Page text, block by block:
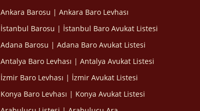
Ankara Barosu | Ankara Baro Levhası
İstanbul Barosu | İstanbul Baro Avukat Listesi
Adana Barosu | Adana Baro Avukat Listesi
Antalya Baro Levhası | Antalya Avukat Listesi
İzmir Baro Levhası | İzmir Avukat Listesi
Konya Baro Levhası | Konya Avukat Listesi